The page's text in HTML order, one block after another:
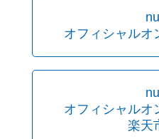
オフィシャルオ
オフィシャルオ
楽天